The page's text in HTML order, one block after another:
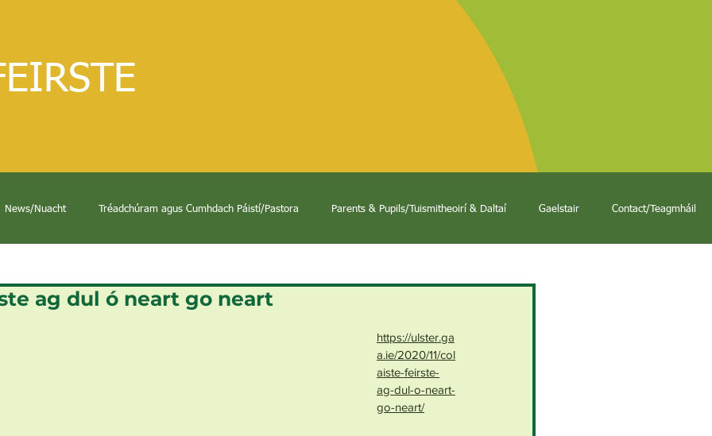
News/Nuacht Tréadchúram agus Cumhdach Páistí/Pastora Parents & Pupils/Tuismitheoirí & Daltaí Gaelstair Contact/Teagmháil
ag dul ó neart go neart
https://ulster.ga
a.ie/2020/11/col
aiste-feirste-
ag-dul-o-neart-
go-neart/